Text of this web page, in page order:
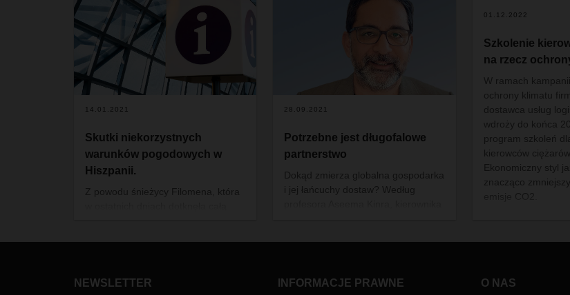
14.01.2021
Skutki niekorzystnych
warunków pogodowych w
Hiszpanii.
Z powodu śnieżycy Filomena, która
Ograniczenia w ruchu pojazdów
28.09.2021
Potrzebne jest długofalowe
partnerstwo
Dokąd zmierza globalna gospodarka
i jej łańcuchy dostaw? Według
globalizacji. Wręcz przeciwnie.
01.12.2022
Szkolenie
na rzecz
W ramach
ochrony klimatu
dostawca usług
wdroży do końca
program szkoleń
kierowców
Ekonomiczny styl
znacząco
NEWSLETTER INFORMACJE PRAWNE O NAS